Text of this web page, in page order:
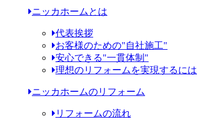
ニッカホームとは
代表挨拶
お客様のための"自社施工"
安心できる"一貫体制"
理想のリフォームを実現するには
ニッカホームのリフォーム
リフォームの流れ